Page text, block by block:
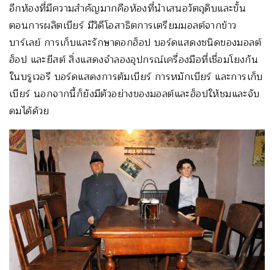
อีกห้องที่มีความสำคัญมากคือห้องที่นำเสนอวัตถุดิบและขั้น
ตอนการผลิตเบียร์ มีวิดีโอสาธิตการเตรียมมอลต์จากข้าว
บาร์เลย์ การเก็บและรักษาดอกฮ็อป บอร์ดแสดงชนิดของมอลต์
ฮ็อป และยีสต์ สิ่งแสดงจำลองอุปกรณ์เครื่องมือที่เชื่อมโยงกัน
ในบรูเวอรี บอร์ดแสดงการต้มเบียร์ การหมักเบียร์ และการเก็บ
เบียร์ นอกจากนี้ก็ยังมีตัวอย่างของมอลต์และฮ็อปให้ชมและจับ
ดมได้ด้วย